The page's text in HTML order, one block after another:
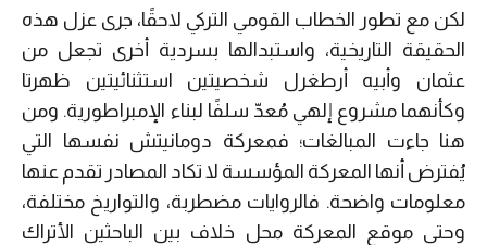
لكن مع تطور الخطاب القومي التركي لاحقًا، جرى عزل هذه
الحقيقة التاريخية، واستبدالها بسردية أخرى تجعل من
عثمان وأبيه أرطغرل شخصيتين استثنائيتين ظهرتا
وكأنهما مشروع إلهي مُعدّ سلفًا لبناء الإمبراطورية. ومن
هنا جاءت المبالغات؛ فمعركة دومانيتش نفسها التي
يُفترض أنها المعركة المؤسسة لا تكاد المصادر تقدم عنها
معلومات واضحة. فالروايات مضطربة، والتواريخ مختلفة،
وحتى موقع المعركة محل خلاف بين الباحثين الأتراك